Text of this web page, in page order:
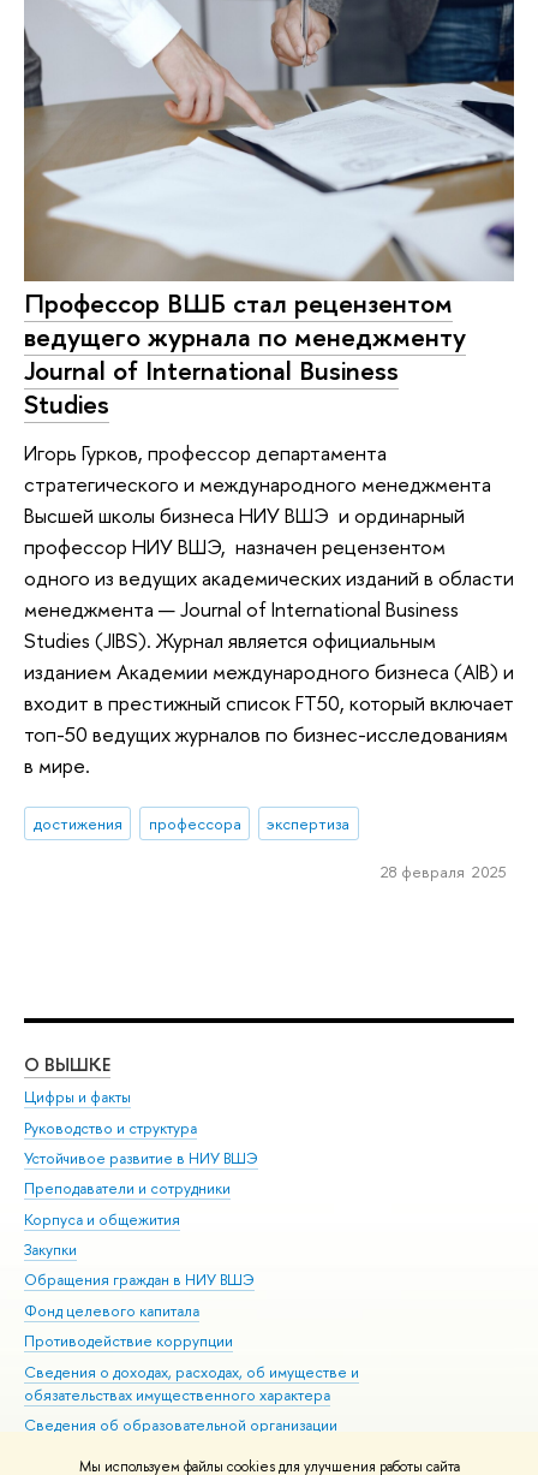
Мы используем файлы cookies для улучшения работы сайта
Профессор ВШБ стал рецензентом
ведущего журнала по менеджменту
Journal of International Business
Studies
Игорь Гурков, профессор департамента
стратегического и международного менеджмента
Высшей школы бизнеса НИУ ВШЭ и ординарный
профессор НИУ ВШЭ, назначен рецензентом
одного из ведущих академических изданий в области
менеджмента — Journal of International Business
Studies (JIBS). Журнал является официальным
изданием Академии международного бизнеса (AIB) и
входит в престижный список FT50, который включает
топ-50 ведущих журналов по бизнес-исследованиям
в мире.
достижения профессора экспертиза
28 февраля 2025
О ВЫШКЕ
Цифры и факты
Руководство и структура
Устойчивое развитие в НИУ ВШЭ
Преподаватели и сотрудники
Корпуса и общежития
Закупки
Обращения граждан в НИУ ВШЭ
Фонд целевого капитала
Противодействие коррупции
Сведения о доходах, расходах, об имуществе и
обязательствах имущественного характера
Сведения об образовательной организации
Людям с ограниченными возможностями здоровья